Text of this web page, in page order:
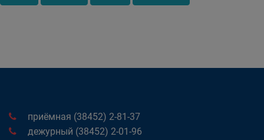
приёмная (38452) 2-81-37
дежурный (38452) 2-01-96